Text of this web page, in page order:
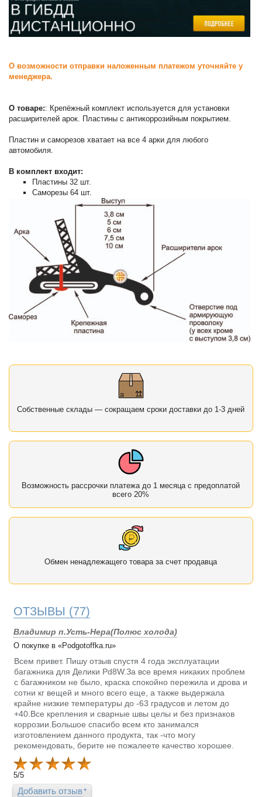
О возможности отправки наложенным платежом уточняйте у
менеджера.
О товаре:: Крепёжный комплект используется для установки
расширителей арок. Пластины с антикоррозийным покрытием.
Пластин и саморезов хватает на все 4 арки для любого
автомобиля.
В комплект входит:
Пластины 32 шт.
Саморезы 64 шт.
Собственные склады — сокращаем сроки доставки до 1-3 дней
Возможность рассрочки платежа до 1 месяца с предоплатой
всего 20%
Обмен ненадлежащего товара за счет продавца
ОТЗЫВЫ (77)
Владимир п.Усть-Нера(Полюс холода)
О покупке в «Podgotoffka.ru»
Всем привет. Пишу отзыв спустя 4 года эксплуатации
багажника для Делики Pd8W.За все время никаких проблем
с багажником не было, краска спокойно пережила и дрова и
сотни кг вещей и много всего еще, а также выдержала
крайне низкие температуры до -63 градусов и летом до
+40.Все крепления и сварные швы целы и без признаков
коррозии.Большое спасибо всем кто занимался
изготовлением данного продукта, так -что могу
рекомендовать, берите не пожалеете качество хорошее.
5/5
Добавить отзыв